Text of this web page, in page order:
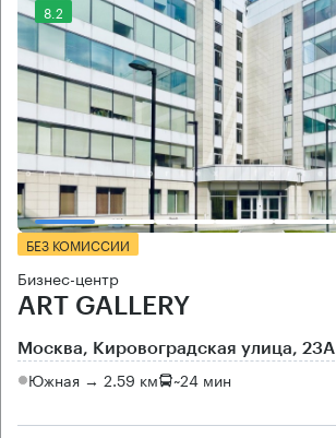
8.2
БЕЗ КОМИССИИ
Бизнес-центр
ART GALLERY
Москва, Кировоградская улица, 23А
Южная → 2.59 км ~24 мин